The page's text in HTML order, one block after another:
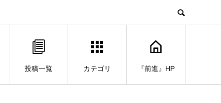
投稿一覧 カテゴリ 『前進』HP